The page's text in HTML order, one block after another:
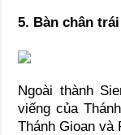
5. Bàn chân
Ngoài thành
viếng của
Thánh Gioan và